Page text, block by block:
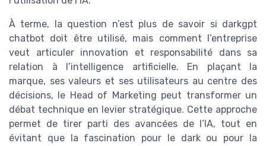
À terme, la question n’est plus de savoir si darkgpt
chatbot doit être utilisé, mais comment l’entreprise
veut articuler innovation et responsabilité dans sa
relation à l’intelligence artificielle. En plaçant la
marque, ses valeurs et ses utilisateurs au centre des
décisions, le Head of Marketing peut transformer un
débat technique en levier stratégique. Cette approche
permet de tirer parti des avancées de l’IA, tout en
évitant que la fascination pour le dark ou pour la